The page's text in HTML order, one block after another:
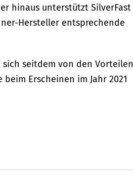
hinaus unterstützt SilverFast
Hersteller entsprechende
sich seitdem von den Vorteilen
Erscheinen im Jahr 2021